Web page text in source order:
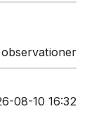
observationer
08-10 16:32